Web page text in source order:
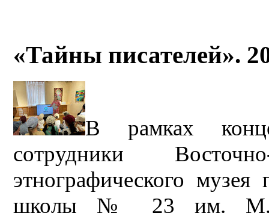
«Тайны писателей».
В рамках
сотрудники
этнографического
школы № 23 им. М.